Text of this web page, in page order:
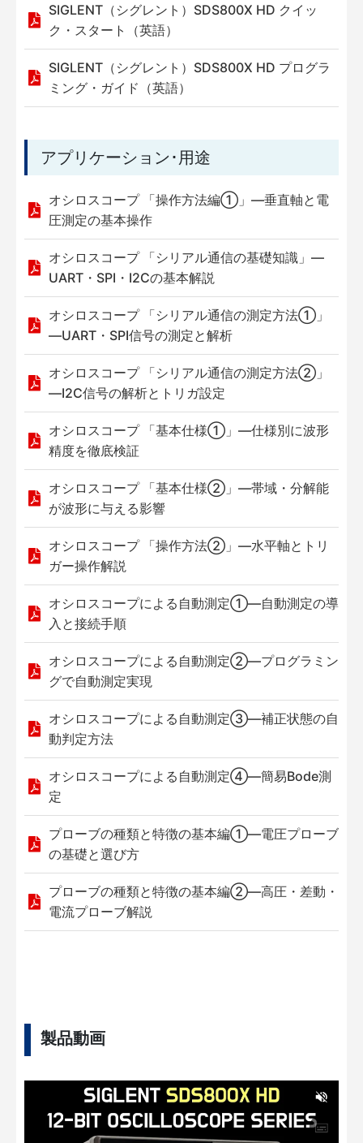
SIGLENT（シグレント）SDS800X HD クイッ
ク・スタート（英語）
SIGLENT（シグレント）SDS800X HD プログラ
ミング・ガイド（英語）
アプリケーション･用途
オシロスコープ 「操作方法編①」—垂直軸と電
圧測定の基本操作
オシロスコープ 「シリアル通信の基礎知識」—
UART・SPI・I2Cの基本解説
オシロスコープ 「シリアル通信の測定方法①」
—UART・SPI信号の測定と解析
オシロスコープ 「シリアル通信の測定方法②」
—I2C信号の解析とトリガ設定
オシロスコープ 「基本仕様①」—仕様別に波形
精度を徹底検証
オシロスコープ 「基本仕様②」—帯域・分解能
が波形に与える影響
オシロスコープ 「操作方法②」—水平軸とトリ
ガー操作解説
オシロスコープによる自動測定①—自動測定の導
入と接続手順
オシロスコープによる自動測定②—プログラミン
グで自動測定実現
オシロスコープによる自動測定③—補正状態の自
動判定方法
オシロスコープによる自動測定④—簡易Bode測
定
プローブの種類と特徴の基本編①—電圧プローブ
の基礎と選び方
プローブの種類と特徴の基本編②—高圧・差動・
電流プローブ解説
製品動画